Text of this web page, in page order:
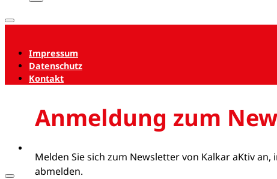
Impressum
Datenschutz
Kontakt
Anmeldung zum
Melden Sie sich zum Newsletter von Kalkar aKtiv
abmelden.